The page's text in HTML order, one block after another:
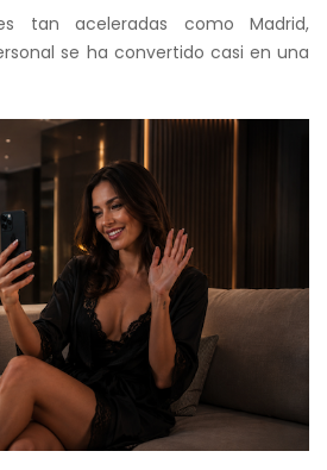
tan aceleradas como Madrid,
se ha convertido casi en una